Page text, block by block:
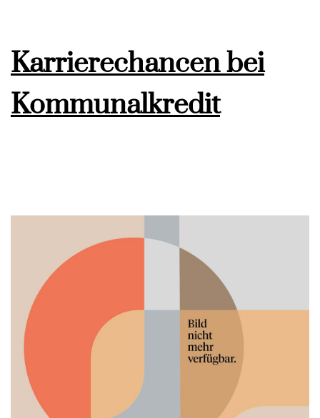
Karrierechancen bei
Kommunalkredit